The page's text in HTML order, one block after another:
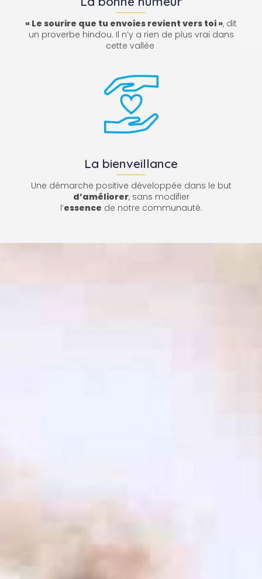
« Le sourire que tu envoies revient vers toi », dit
un proverbe hindou. Il n’y a rien de plus vrai dans
cette vallée
La bienveillance
Une démarche positive développée dans le but
d’améliorer, sans modifier
l’essence de notre communauté.